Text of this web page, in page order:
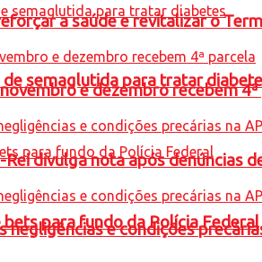
semaglutida para tratar
para fundo da Polícia Federal
a saúde e revitalizar o
e dezembro recebem
Rei divulga nota após denúncias
e condições